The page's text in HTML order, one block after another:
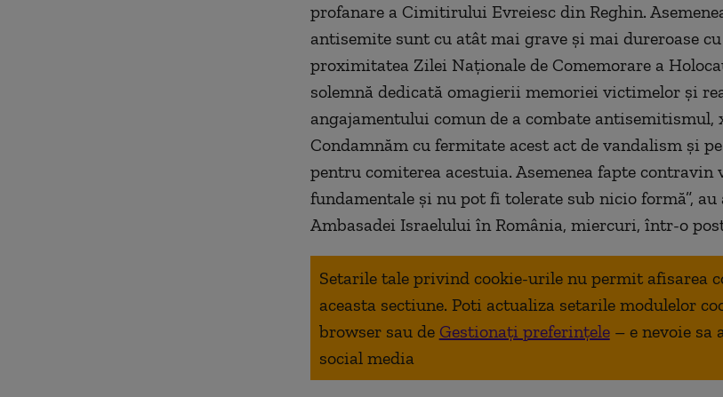
profanare a Cimitirului Evreiesc din Reghin.
antisemite sunt cu atât mai grave şi mai dureroase
proximitatea Zilei Naţionale de Comemorare a
solemnă dedicată omagierii memoriei victimelor şi
angajamentului comun de a combate antisemitismul,
Condamnăm cu fermitate acest act de vandalism şi
pentru comiterea acestuia. Asemenea fapte
fundamentale şi nu pot fi tolerate sub nicio formă”,
Ambasadei Israelului în România, miercuri, într-o
Setarile tale privind cookie-urile nu permit afisarea
aceasta sectiune. Poti actualiza setarile modulelor
browser sau de Gestionați preferințele – e nevoie sa
social media